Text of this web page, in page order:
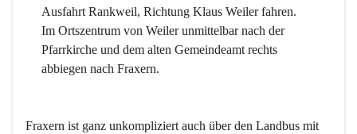
Ausfahrt Rankweil, Richtung Klaus Weiler fahren.
Im Ortszentrum von Weiler unmittelbar nach der
Pfarrkirche und dem alten Gemeindeamt rechts
abbiegen nach Fraxern.
Fraxern ist ganz unkompliziert auch über den Landbus mit